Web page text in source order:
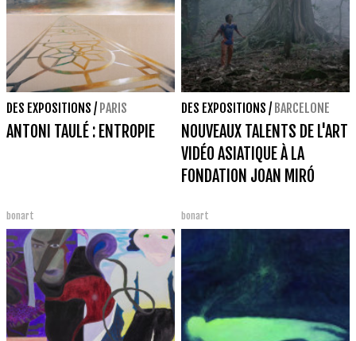
DES EXPOSITIONS / PARIS
ANTONI TAULÉ : ENTROPIE
bonart
DES EXPOSITIONS / BARCELONE
NOUVEAUX TALENTS DE L'ART
VIDÉO ASIATIQUE À LA
FONDATION JOAN MIRÓ
bonart